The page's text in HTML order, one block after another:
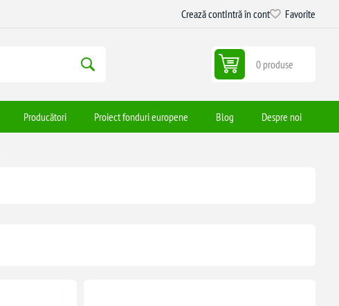
Crează contIntră în cont Favorite
0 produse
Producători Proiect fonduri europene Blog Despre noi